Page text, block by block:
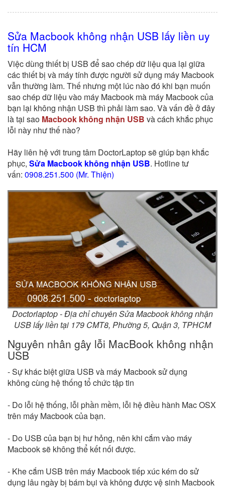
Sửa Macbook không nhận USB lấy liền uy
tín HCM
Việc dùng thiết bị USB để sao chép dữ liệu qua lại giữa
các thiết bị và máy tính được người sử dụng máy Macbook
vẫn thường làm. Thế nhưng một lúc nào đó khi bạn muốn
sao chép dữ liệu vào máy Macbook mà máy Macbook của
bạn lại không nhận USB thì phải làm sao. Và vấn đề ở đây
là tại sao Macbook không nhận USB và cách khắc phục
lỗi này như thế nào?
Hãy liên hệ với trung tâm DoctorLaptop sẽ giúp bạn khắc
phục, Sửa Macbook không nhận USB. Hotline tư
vấn: 0908.251.500 (Mr. Thiện)
Doctorlaptop - Địa chỉ chuyên Sửa Macbook không nhận
USB lấy liền tại 179 CMT8, Phường 5, Quận 3, TPHCM
Nguyên nhân gây lỗi MacBook không nhận
USB
- Sự khác biệt giữa USB và máy Macbook sử dụng
không cùng hệ thống tổ chức tập tin
- Do lỗi hệ thống, lỗi phần mềm, lỗi hệ điều hành Mac OSX
trên máy Macbook của bạn.
- Do USB của bạn bị hư hỏng, nên khi cắm vào máy
Macbook sẽ không thể kết nối được.
- Khe cắm USB trên máy Macbook tiếp xúc kém do sử
dụng lâu ngày bị bám bụi và không được vệ sinh Macbook